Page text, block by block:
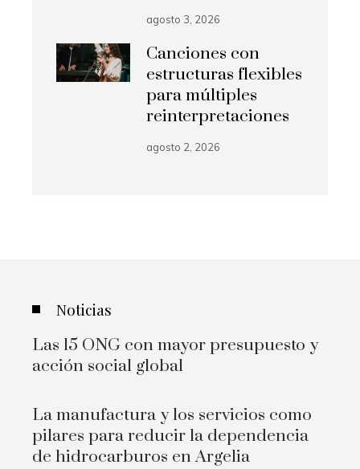
agosto 3, 2026
Canciones con
estructuras flexibles
para múltiples
reinterpretaciones
agosto 2, 2026
Noticias
Las 15 ONG con mayor presupuesto y
acción social global
La manufactura y los servicios como
pilares para reducir la dependencia
de hidrocarburos en Argelia